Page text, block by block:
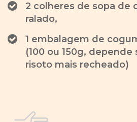
2 colheres de sopa de
ralado,
1 embalagem de
(100 ou 150g,
risoto mais recheado)